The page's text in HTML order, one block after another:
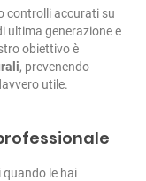
controlli accurati su
ultima generazione e
obiettivo è
, prevenendo
utile.
le hai